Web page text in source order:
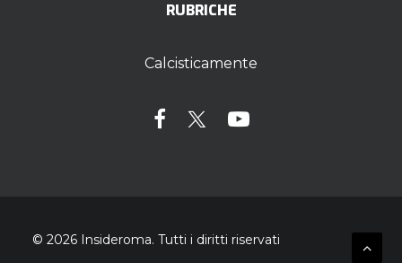
RUBRICHE
Calcisticamente
© 2026 Insideroma. Tutti i diritti riservati